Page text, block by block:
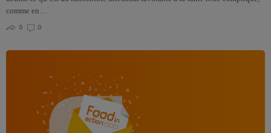
comme en…
0
0